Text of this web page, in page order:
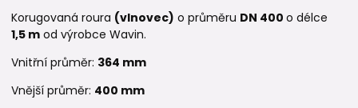
Korugovaná roura (vlnovec) o průměru DN 400 o délce
1,5 m od výrobce Wavin.
Vnitřní průměr: 364 mm
Vnější průměr: 400 mm